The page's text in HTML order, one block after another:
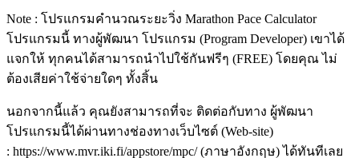
Note : โปรแกรมคำนวณระยะวิ่ง Marathon Pace Calculator
โปรแกรมนี้ ทางผู้พัฒนา โปรแกรม (Program Developer) เขาได้
แจกให้ ทุกคนได้สามารถนำไปใช้กันฟรีๆ (FREE) โดยคุณ ไม่
ต้องเสียค่าใช้จ่ายใดๆ ทั้งสิ้น
นอกจากนี้แล้ว คุณยังสามารถที่จะ ติดต่อกับทาง ผู้พัฒนา
โปรแกรมนี้ได้ผ่านทางช่องทางเว็บไซต์ (Web-site)
: https://www.mvr.iki.fi/appstore/mpc/ (ภาษาอังกฤษ) ได้ทันทีเลย